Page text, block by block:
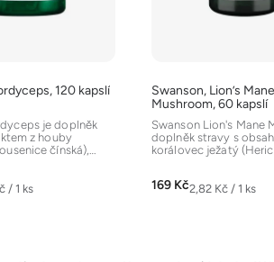
120 kapslí
/ 1 ks
je doplněk
z houby
čínská),
Swanson, Lion’s Mane
Mushroom, 60 kapslí
169 KčMěrná
2,82 Kč / 1 ks
Swanson Lion's Mane
doplněk stravy s
korálovec ježatý